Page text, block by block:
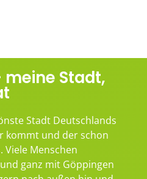
Stadt,
Stadt Deutschlands
kommt und der schon
Viele Menschen
ganz mit Göppingen